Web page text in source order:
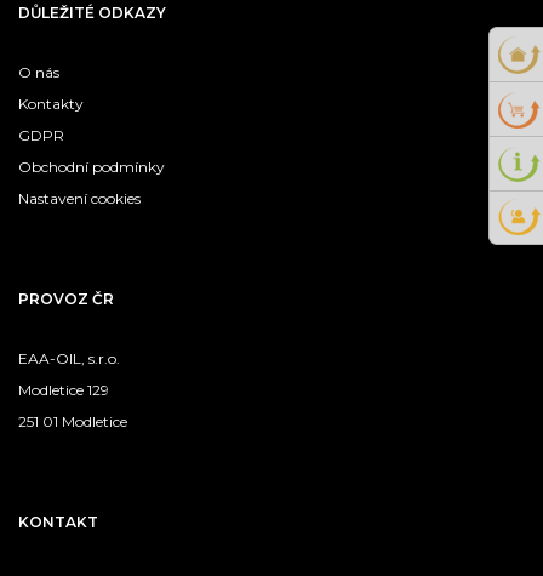
DŮLEŽITÉ ODKAZY
O nás
Kontakty
GDPR
Obchodní podmínky
Nastavení cookies
PROVOZ ČR
EAA-OIL, s.r.o.
Modletice 129
251 01 Modletice
KONTAKT